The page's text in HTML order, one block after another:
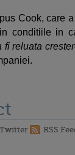
Cook, care
conditiile in
fi reluata
Twitter RSS